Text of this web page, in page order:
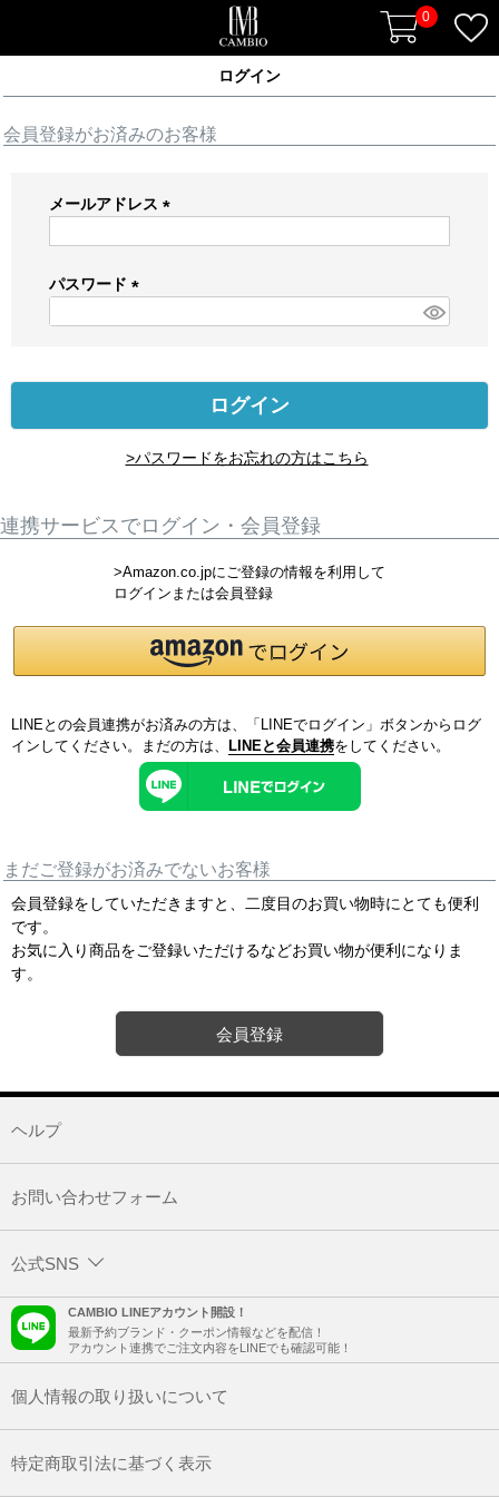
0
ログイン
会員登録がお済みのお客様
メールアドレス
)
パスワード
)
ログイン
>パスワードをお忘れの方はこちら
連携サービスでログイン・会員登録
>Amazon.co.jpにご登録の情報を利用して
ログインまたは会員登録
LINEとの会員連携がお済みの方は、「LINEでログイン」ボタンからログ
インしてください。まだの方は、
LINEと会員連携をしてください。
まだご登録がお済みでないお客様
会員登録をしていただきますと、二度目のお買い物時にとても便利
です。
お気に入り商品をご登録いただけるなどお買い物が便利になりま
す。
会員登録
ヘルプ
お問い合わせフォーム
公式SNS
CAMBIO LINEアカウント開設！
最新予約ブランド・クーポン情報などを配信！
アカウント連携でご注文内容をLINEでも確認可能！
個人情報の取り扱いについて
特定商取引法に基づく表示